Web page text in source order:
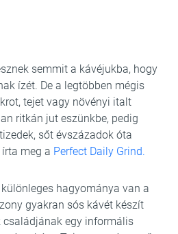
semmit a kávéjukba, hogy
ízét. De a legtöbben mégis
tejet vagy növényi italt
ritkán jut eszünkbe, pedig
sőt évszázadok óta
meg a Perfect Daily Grind.
hagyománya van a
gyakran sós kávét készít
családjának egy informális